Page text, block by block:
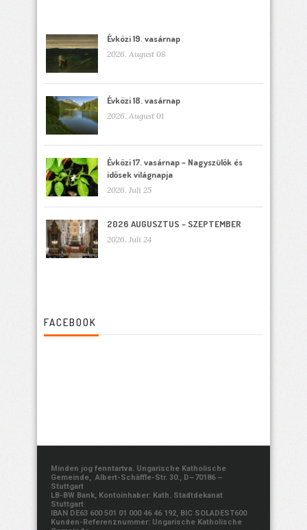
Évközi 19. vasárnap
2026. August 08
Évközi 18. vasárnap
2026. August 01
Évközi 17. vasárnap – Nagyszülők és
idősek világnapja
2026. Juli 25
2026 AUGUSZTUS – SZEPTEMBER
2026. Juli 24
FACEBOOK
Minden jog fenntartva. Ungarische Katholische
Gemeinde, Albert-Schäffle-Str. 30., D–70186 –
Stuttgart
LB-BW Bank, Kontoinhaber: Kath. Stadtdekanat
Stuttgart
IBAN DE63 600 501 01 000 46 46 192, BIC SOLADEST600
Kunden-Referenznummer: Ungarische Katholische